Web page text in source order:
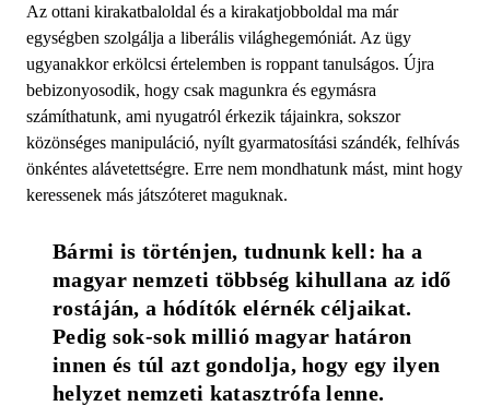
Az ottani kirakatbaloldal és a kirakatjobboldal ma már
egységben szolgálja a liberális világhegemóniát. Az ügy
ugyanakkor erkölcsi értelemben is roppant tanulságos. Újra
bebizonyosodik, hogy csak magunkra és egymásra
számíthatunk, ami nyugatról érkezik tájainkra, sokszor
közönséges manipuláció, nyílt gyarmatosítási szándék, felhívás
önkéntes alávetettségre. Erre nem mondhatunk mást, mint hogy
keressenek más játszóteret maguknak.
Bármi is történjen, tudnunk kell: ha a
magyar nemzeti többség kihullana az idő
rostáján, a hódítók elérnék céljaikat.
Pedig sok-sok millió magyar határon
innen és túl azt gondolja, hogy egy ilyen
helyzet nemzeti katasztrófa lenne.